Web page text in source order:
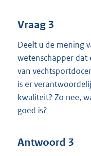
Vraag 3
Deelt u de mening
wetenschapper dat
van
is er
kwaliteit? Zo nee,
goed is?
Antwoord 3